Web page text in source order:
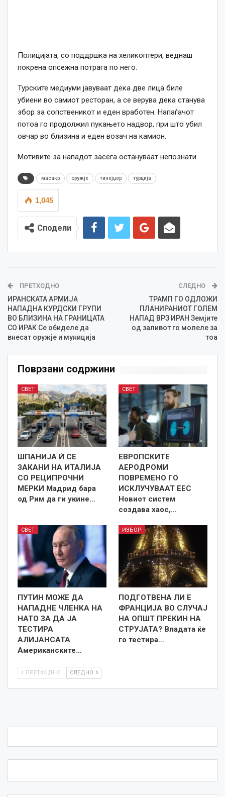
Полицијата, со поддршка на хеликоптери, веднаш
покрена опсежна потрага по него.
Турските медиуми јавуваат дека две лица биле
убиени во самиот ресторан, а се верува дека станува
збор за сопственикот и еден вработен. Напаѓачот
потоа го продолжил пукањето надвор, при што убил
овчар во близина и еден возач на камион.
Мотивите за нападот засега остануваат непознати.
масакр оружје тинејџер турција
1,045
Сподели
ПРЕТХОДНО
ИРАНСКАТА АРМИЈА
НАПАДНА КУРДСКИ ГРУПИ
ВО БЛИЗИНА НА ГРАНИЦАТА
СО ИРАК Се обиделе да
внесат оружје и муниција
СЛЕДНО
ТРАМП ГО ОДЛОЖИ
ПЛАНИРАНИОТ ГОЛЕМ
НАПАД ВРЗ ИРАН Земјите
од заливот го молеле за
тоа
Поврзани содржини
СВЕТ
ШПАНИЈА Ѝ СЕ
ЗАКАНИ НА ИТАЛИЈА
СО РЕЦИПРОЧНИ
МЕРКИ Мадрид бара
од Рим да ги укине…
СВЕТ
ЕВРОПСКИТЕ
АЕРОДРОМИ
ПОВРЕМЕНО ГО
ИСКЛУЧУВААТ ЕЕС
Новиот систем
создава хаос,…
СВЕТ
ПУТИН МОЖЕ ДА
НАПАДНЕ ЧЛЕНКА НА
НАТО ЗА ДА ЈА
ТЕСТИРА
АЛИЈАНСАТА
Американските…
ИЗБОР
ПОДГОТВЕНА ЛИ Е
ФРАНЦИЈА ВО СЛУЧАЈ
НА ОПШТ ПРЕКИН НА
СТРУЈАТА? Владата ќе
го тестира…
ПРЕТХОДНО СЛЕДНО